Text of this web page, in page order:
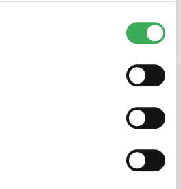
je aan voor de nieuwsbrief van